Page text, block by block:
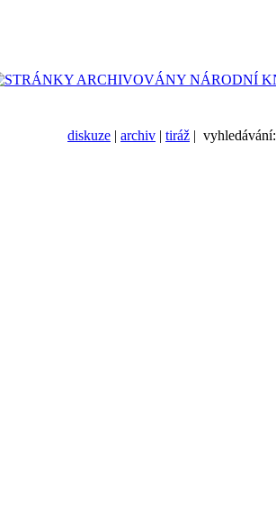
diskuze | archiv | tiráž | vyhledávání: